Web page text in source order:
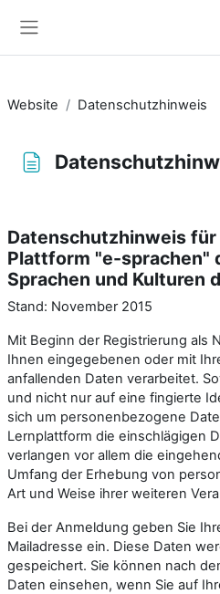
Website Datenschutzhinweis
Datenschutzhinweis für
Plattform "e-sprachen"
Sprachen und Kulturen
Stand: November 2015
Mit Beginn der Registrierung als
Ihnen eingegebenen oder mit
anfallenden Daten verarbeitet.
und nicht nur auf eine fingierte
sich um personenbezogene
Lernplattform die einschlägigen
verlangen vor allem die
Umfang der Erhebung von
Art und Weise ihrer weiteren
Bei der Anmeldung geben Sie
Mailadresse ein. Diese Daten
gespeichert. Sie können nach
Daten einsehen, wenn Sie auf